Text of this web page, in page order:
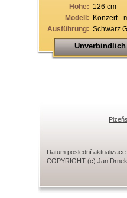
Höhe: 126 cm
Modell: Konzert -
Ausführung: Schwarz
Datum poslední
COPYRIGHT (c) Jan